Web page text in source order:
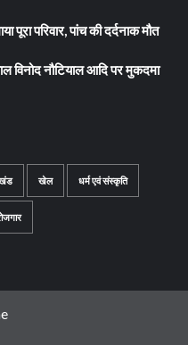
परिवार, पांच की दर्दनाक मौत
विनोद नौटियाल आदि पर मुकदमा
खेल धर्म एवं संस्कृति